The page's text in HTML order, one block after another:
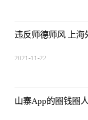
违反师德师风 上海
2021-11-22
山寨App的圈钱圈